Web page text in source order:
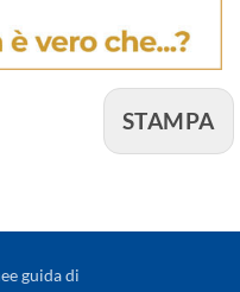
STAMPA
guida di